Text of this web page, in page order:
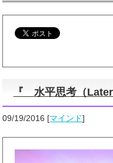
『 水平思考（
09/19/2016 [マインド]